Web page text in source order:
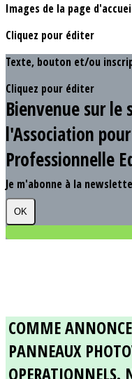
Images de la page
Cliquez pour éditer
Texte, bouton et/ou
Cliquez pour éditer
Bienvenue sur le
l'Association
Professionnelle
Je m'abonne à la
OK
COMME
PANNEAUX
OPERATIONNELS.